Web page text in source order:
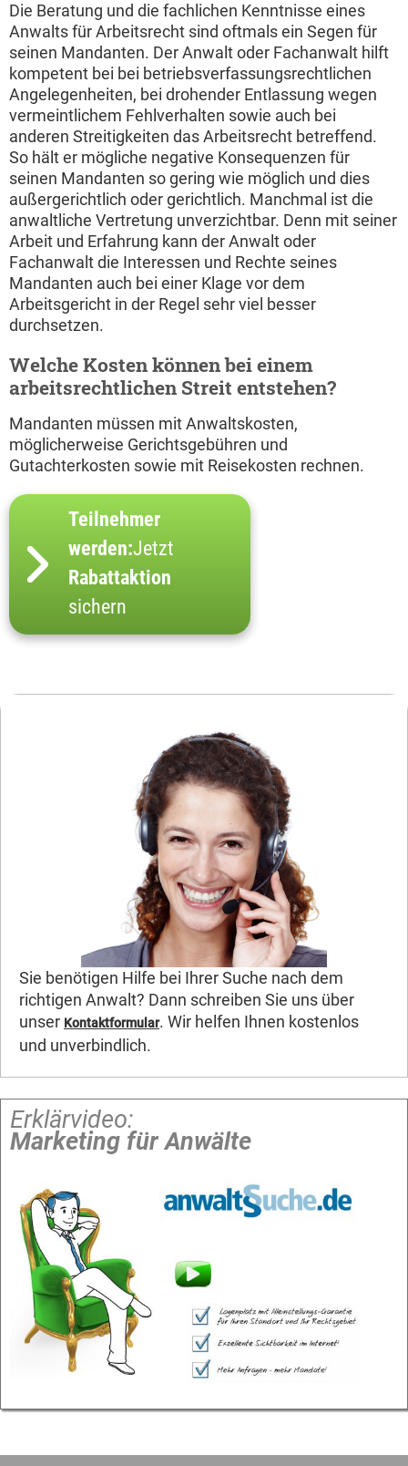
Die Beratung und die fachlichen Kenntnisse eines
Anwalts für Arbeitsrecht sind oftmals ein Segen für
seinen Mandanten. Der Anwalt oder Fachanwalt hilft
kompetent bei bei betriebsverfassungsrechtlichen
Angelegenheiten, bei drohender Entlassung wegen
vermeintlichem Fehlverhalten sowie auch bei
anderen Streitigkeiten das Arbeitsrecht betreffend.
So hält er mögliche negative Konsequenzen für
seinen Mandanten so gering wie möglich und dies
außergerichtlich oder gerichtlich. Manchmal ist die
anwaltliche Vertretung unverzichtbar. Denn mit seiner
Arbeit und Erfahrung kann der Anwalt oder
Fachanwalt die Interessen und Rechte seines
Mandanten auch bei einer Klage vor dem
Arbeitsgericht in der Regel sehr viel besser
durchsetzen.
Welche Kosten können bei einem
arbeitsrechtlichen Streit entstehen?
Mandanten müssen mit Anwaltskosten,
möglicherweise Gerichtsgebühren und
Gutachterkosten sowie mit Reisekosten rechnen.
Teilnehmer
werden:Jetzt
Rabattaktion
sichern
Sie benötigen Hilfe bei Ihrer Suche nach dem
richtigen Anwalt? Dann schreiben Sie uns über
unser Kontaktformular. Wir helfen Ihnen kostenlos
und unverbindlich.
Erklärvideo:
Marketing für Anwälte